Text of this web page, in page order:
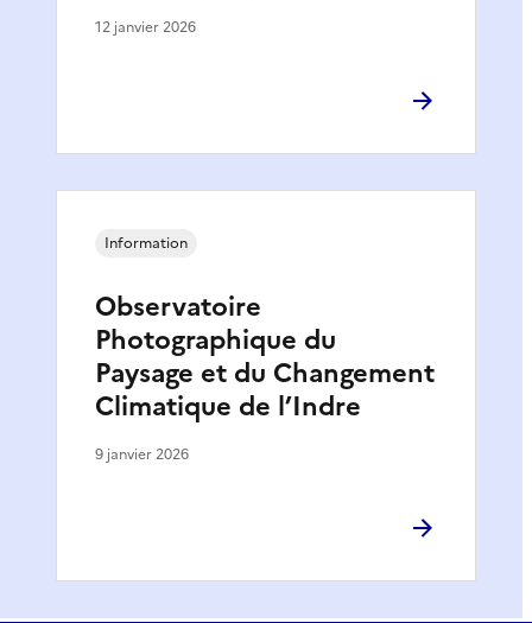
12 janvier 2026
Observatoire
Photographique du
Paysage et du Changement
Climatique de l’Indre
Information
9 janvier 2026